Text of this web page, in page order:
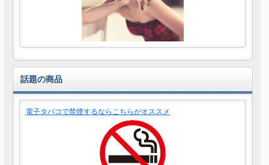
話題の商品
電子タバコで禁煙するならこちらがオススメ